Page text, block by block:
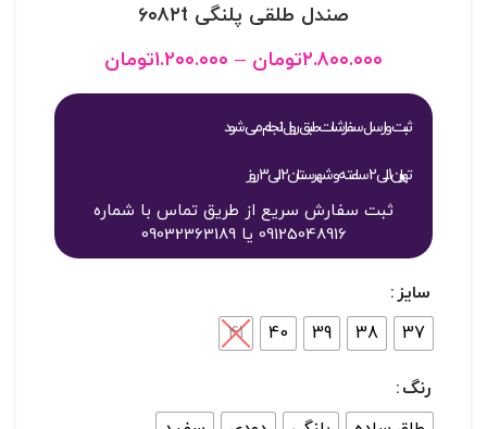
صندل طلقی پلنگی ۶۰۸۲t
۲.۸۰۰.۰۰۰تومان – ۱.۲۰۰.۰۰۰تومان
ثبت و ارسال سفارشات طبق روال انجام می شود
تهران 1 الی 2 ساعته و شهرستان 2 الی 3 روز
ثبت سفارش سریع از طریق تماس با شماره
09125048916 یا 09032363189
سایز
37
38
39
40
41
رنگ